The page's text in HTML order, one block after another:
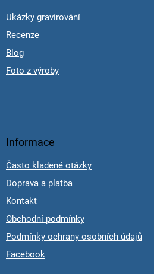
Ukázky gravírování
Recenze
Blog
Foto z výroby
Informace
Často kladené otázky
Doprava a platba
Kontakt
Obchodní podmínky
Podmínky ochrany osobních údajů
Facebook